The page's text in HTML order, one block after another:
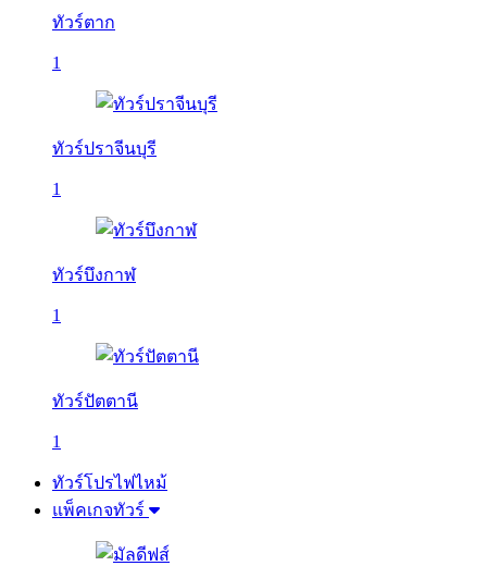
ทัวร์ตาก
1
ทัวร์ปราจีนบุรี
1
ทัวร์บึงกาฬ
1
ทัวร์ปัตตานี
1
ทัวร์โปรไฟไหม้
แพ็คเกจทัวร์